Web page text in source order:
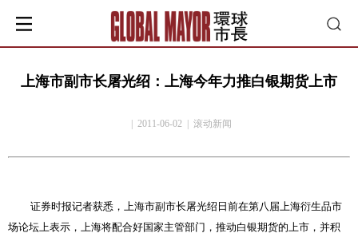
上海市副市长屠光绍：上海今年力推白银期货上市
| 2011-06-02 | 滚动新闻
证券时报记者获悉，上海市副市长屠光绍日前在第八届上海衍生品市
场论坛上表示，上海将配合好国家主管部门，推动白银期货的上市，并积